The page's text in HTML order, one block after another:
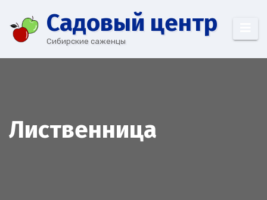
содержимому
Cадовый центр
Сибирские саженцы
Лиственница